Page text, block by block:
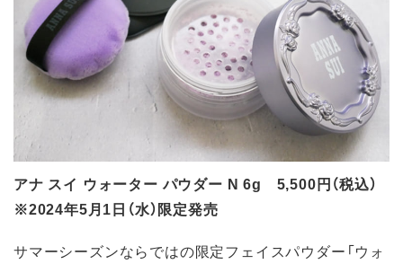
アナ スイ ウォーター パウダー N 6g 5,500円（税込）
※2024年5月1日（水）限定発売
サマーシーズンならではの限定フェイスパウダー「ウォ